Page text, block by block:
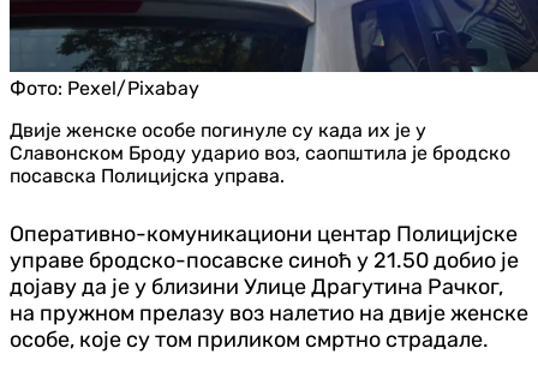
Фото: Pexel/Pixabay
Двије женске особе погинуле су када их је у
Славонском Броду ударио воз, саопштила је бродско
посавска Полицијска управа.
Оперативно-комуникациони центар Полицијске
управе бродско-посавске синоћ у 21.50 добио је
дојаву да је у близини Улице Драгутина Рачког,
на пружном прелазу воз налетио на двије женске
особе, које су том приликом смртно страдале.